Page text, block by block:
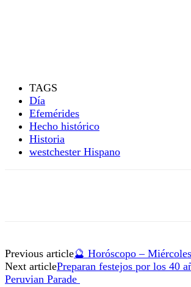
TAGS
Día
Efemérides
Hecho histórico
Historia
westchester Hispano
Previous article🔮 Horóscopo –
Next articlePreparan festejos por los 40
Peruvian Parade